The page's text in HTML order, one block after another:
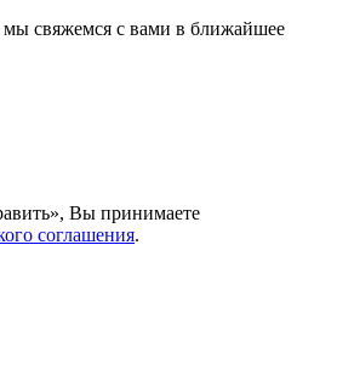
свяжемся с вами в ближайшее
Вы принимаете
соглашения.